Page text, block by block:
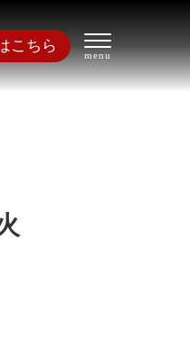
こちら